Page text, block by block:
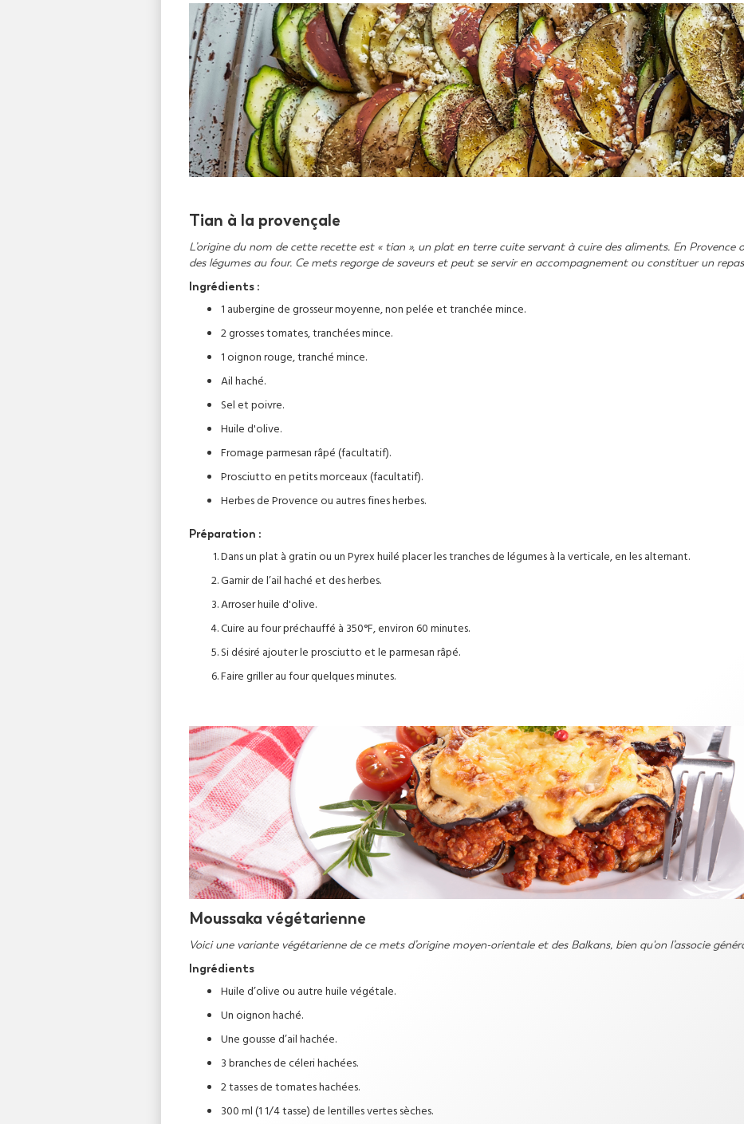
Tian à la provençale
L’origine du nom de cette recette est « tian », un plat en terre cuite servant à cuire des aliments. En Provence
des légumes au four. Ce mets regorge de saveurs et peut se servir en accompagnement ou constituer un
Ingrédients :
1 aubergine de grosseur moyenne, non pelée et tranchée mince.
2 grosses tomates, tranchées mince.
1 oignon rouge, tranché mince.
Ail haché.
Sel et poivre.
Huile d'olive.
Fromage parmesan râpé (facultatif).
Prosciutto en petits morceaux (facultatif).
Herbes de Provence ou autres fines herbes.
Préparation :
Dans un plat à gratin ou un Pyrex huilé placer les tranches de légumes à la verticale, en les alternant.
Garnir de l’ail haché et des herbes.
Arroser huile d'olive.
Cuire au four préchauffé à 350°F, environ 60 minutes.
Si désiré ajouter le prosciutto et le parmesan râpé.
Faire griller au four quelques minutes.
Moussaka végétarienne
Voici une variante végétarienne de ce mets d’origine moyen-orientale et des Balkans, bien qu'on l’associe
Ingrédients
Huile d’olive ou autre huile végétale.
Un oignon haché.
Une gousse d’ail hachée.
3 branches de céleri hachées.
2 tasses de tomates hachées.
300 ml (1 1/4 tasse) de lentilles vertes sèches.